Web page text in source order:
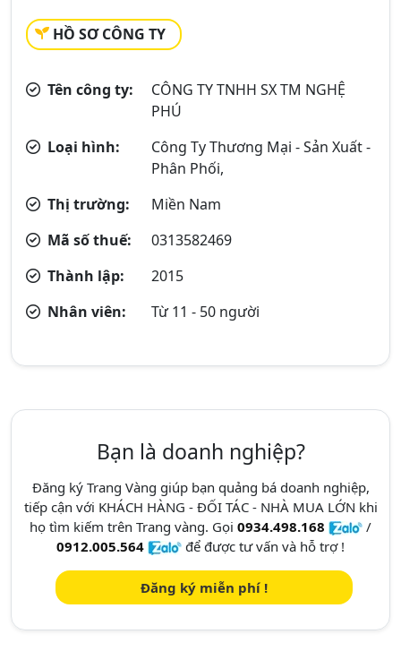
HỒ SƠ CÔNG TY
Tên công ty:
CÔNG TY TNHH SX TM NGHỆ
PHÚ
Loại hình:
Công Ty Thương Mại - Sản Xuất -
Phân Phối,
Thị trường:
Miền Nam
Mã số thuế:
0313582469
Thành lập:
2015
Nhân viên:
Từ 11 - 50 người
Bạn là doanh nghiệp?
Đăng ký Trang Vàng giúp bạn quảng bá doanh nghiệp,
tiếp cận với KHÁCH HÀNG - ĐỐI TÁC - NHÀ MUA LỚN khi
họ tìm kiếm trên Trang vàng. Gọi 0934.498.168
/
0912.005.564
để được tư vấn và hỗ trợ !
Đăng ký miễn phí !